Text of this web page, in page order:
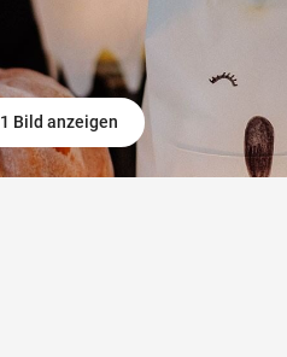
1 Bild anzeigen